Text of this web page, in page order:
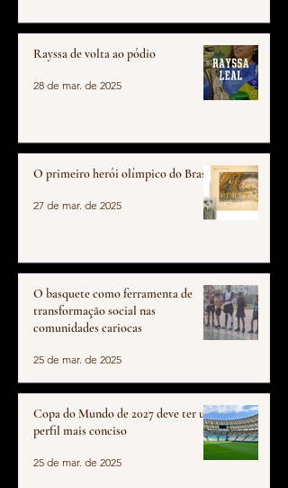
Rayssa de volta ao pódio
28 de mar. de 2025
O primeiro herói olímpico do Brasil
27 de mar. de 2025
O basquete como ferramenta de
transformação social nas
comunidades cariocas
25 de mar. de 2025
Copa do Mundo de 2027 deve ter um
perfil mais conciso
25 de mar. de 2025